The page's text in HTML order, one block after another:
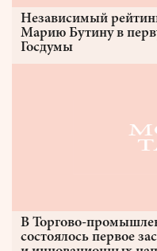
Независимый
Марию Бутину в
Госдумы
В Торгово-
состоялось первое